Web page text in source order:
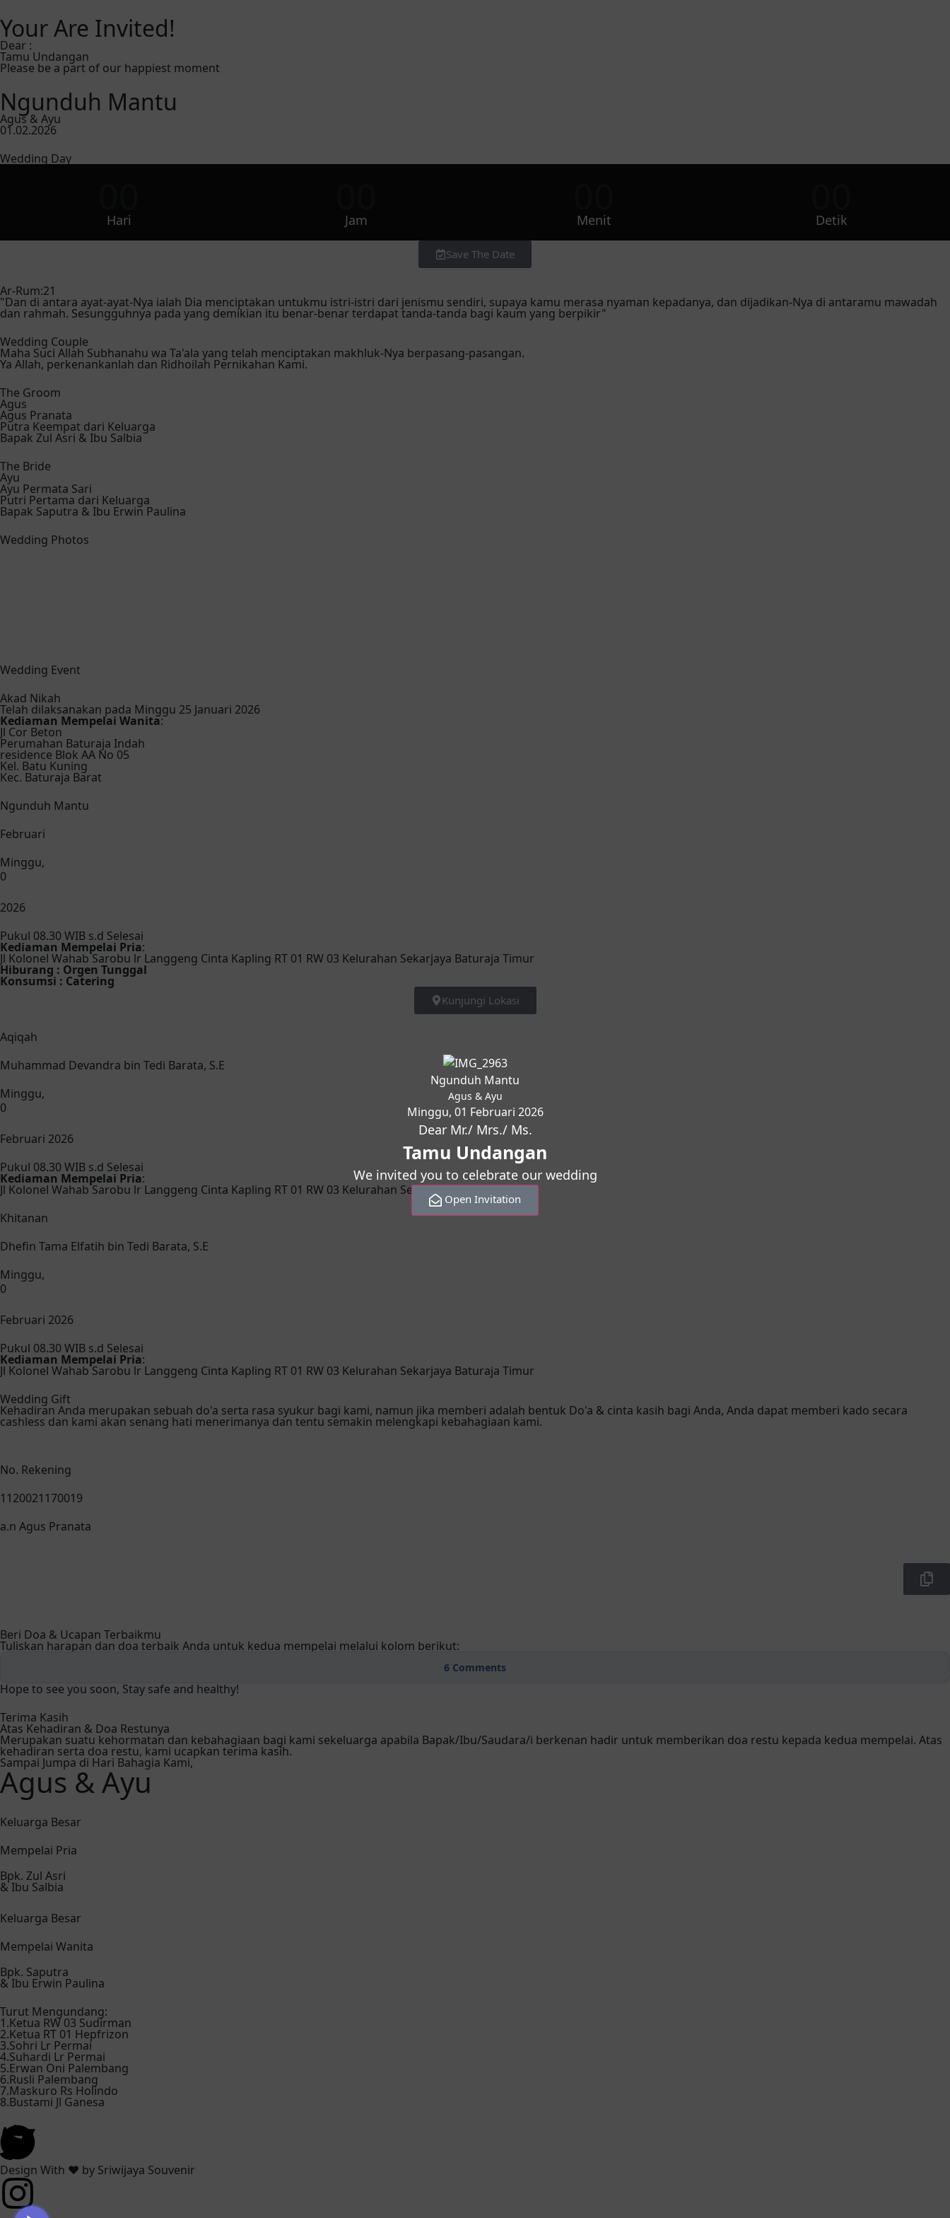
Your Are Invited!
Dear :
Tamu Undangan
Please be a part of our happiest moment
Ngunduh Mantu
Agus & Ayu
01.02.2026
Wedding Day
Hari Jam Menit Detik
Save The Date
Ar-Rum:21
"Dan di antara ayat-ayat-Nya ialah Dia menciptakan untukmu istri-istri dari jenismu sendiri, supaya kamu merasa nyaman kepadanya, dan dijadikan-Nya di antaramu mawadah
dan rahmah. Sesungguhnya pada yang demikian itu benar-benar terdapat tanda-tanda bagi kaum yang berpikir"
Wedding Couple
Maha Suci Allah Subhanahu wa Ta'ala yang telah menciptakan makhluk-Nya berpasang-pasangan.
Ya Allah, perkenankanlah dan Ridhoilah Pernikahan Kami.
The Groom
Agus
Agus Pranata
Putra Keempat dari Keluarga
Bapak Zul Asri & Ibu Salbia
The Bride
Ayu
Ayu Permata Sari
Putri Pertama dari Keluarga
Bapak Saputra & Ibu Erwin Paulina
Wedding Photos
Wedding Event
Akad Nikah
Telah dilaksanakan pada Minggu 25 Januari 2026
Kediaman Mempelai Wanita:
Jl Cor Beton
Perumahan Baturaja Indah
residence Blok AA No 05
Kel. Batu Kuning
Kec. Baturaja Barat
Ngunduh Mantu
Februari
Minggu,
0
2026
Pukul 08.30 WIB s.d Selesai
Kediaman Mempelai Pria:
Jl Kolonel Wahab Sarobu lr Langgeng Cinta Kapling RT 01 RW 03 Kelurahan Sekarjaya Baturaja Timur
Hiburang : Orgen Tunggal
Konsumsi : Catering
Kunjungi Lokasi
Aqiqah
Muhammad Devandra bin Tedi Barata, S.E
Minggu,
0
Februari 2026
Pukul 08.30 WIB s.d Selesai
Kediaman Mempelai Pria:
Jl Kolonel Wahab Sarobu lr Langgeng Cinta Kapling RT 01 RW 03 Kelurahan Sekarjaya Baturaja Timur
Khitanan
Dhefin Tama Elfatih bin Tedi Barata, S.E
Minggu,
0
Februari 2026
Pukul 08.30 WIB s.d Selesai
Kediaman Mempelai Pria:
Jl Kolonel Wahab Sarobu lr Langgeng Cinta Kapling RT 01 RW 03 Kelurahan Sekarjaya Baturaja Timur
Wedding Gift
Kehadiran Anda merupakan sebuah do'a serta rasa syukur bagi kami, namun jika memberi adalah bentuk Do'a & cinta kasih bagi Anda, Anda dapat memberi kado secara
cashless dan kami akan senang hati menerimanya dan tentu semakin melengkapi kebahagiaan kami.
No. Rekening
1120021170019
a.n Agus Pranata
Beri Doa & Ucapan Terbaikmu
Tuliskan harapan dan doa terbaik Anda untuk kedua mempelai melalui kolom berikut:
6 Comments
Hope to see you soon, Stay safe and healthy!
Terima Kasih
Atas Kehadiran & Doa Restunya
Merupakan suatu kehormatan dan kebahagiaan bagi kami sekeluarga apabila Bapak/Ibu/Saudara/i berkenan hadir untuk memberikan doa restu kepada kedua mempelai. Atas
kehadiran serta doa restu, kami ucapkan terima kasih.
Sampai Jumpa di Hari Bahagia Kami,
Agus & Ayu
Keluarga Besar
Mempelai Pria
Bpk. Zul Asri
& Ibu Salbia
Keluarga Besar
Mempelai Wanita
Bpk. Saputra
& Ibu Erwin Paulina
Turut Mengundang:
1.Ketua RW 03 Sudirman
2.Ketua RT 01 Hepfrizon
3.Sohri Lr Permai
4.Suhardi Lr Permai
5.Erwan Oni Palembang
6.Rusli Palembang
7.Maskuro Rs Holindo
8.Bustami Jl Ganesa
Ngunduh Mantu
Agus & Ayu
Minggu, 01 Februari 2026
Dear Mr./ Mrs./ Ms.
Tamu Undangan
We invited you to celebrate our wedding
Open Invitation
Design With ❤️ by Sriwijaya Souvenir